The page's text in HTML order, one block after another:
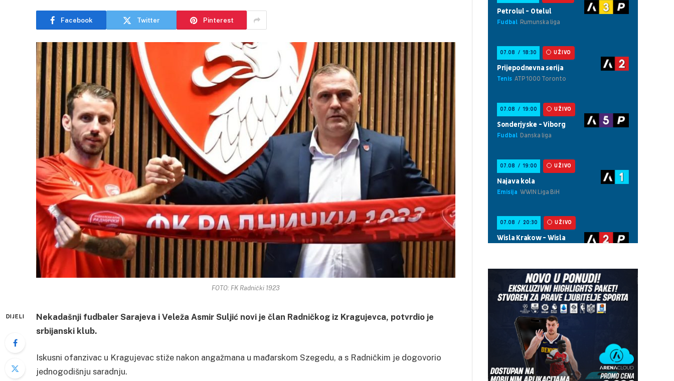
Facebook Twitter Pinterest
FOTO: FK Radnički 1923
DIJELI
Nekadašnji fudbaler Sarajeva i Veleža Asmir Suljić novi je član Radničkog iz Kragujevca, potvrdio je
srbijanski klub.
Iskusni ofanzivac u Kragujevac stiže nakon angažmana u mađarskom Szegedu, a s Radničkim je dogovorio
jednogodišnju saradnju.